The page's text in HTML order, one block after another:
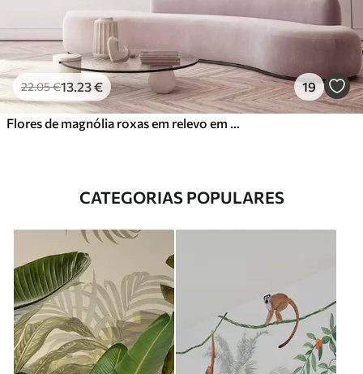
22.05€13.23€ 19
Flores de magnólia roxas em relevo em um galho gracioso
CATEGORIAS POPULARES